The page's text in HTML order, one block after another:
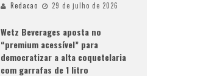
Redacao 29 de julho de 2026
Wetz Beverages aposta no
“premium acessível” para
democratizar a alta coquetelaria
com garrafas de 1 litro